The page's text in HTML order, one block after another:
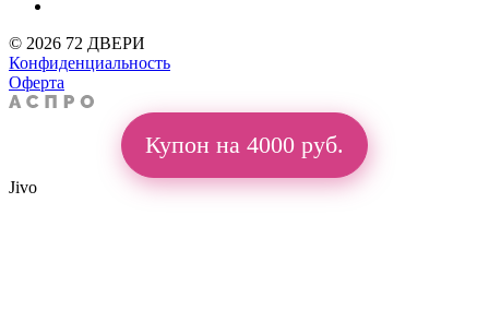
© 2026 72 ДВЕРИ
Конфиденциальность
Оферта
Купон на 4000 руб.
Jivo